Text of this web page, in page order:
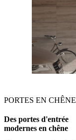
PORTES EN CHÊNE
Des portes d'entrée
modernes en chêne